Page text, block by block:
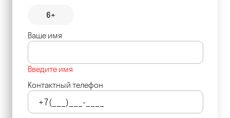
6+
Ваше имя
Введите имя
Контактный телефон